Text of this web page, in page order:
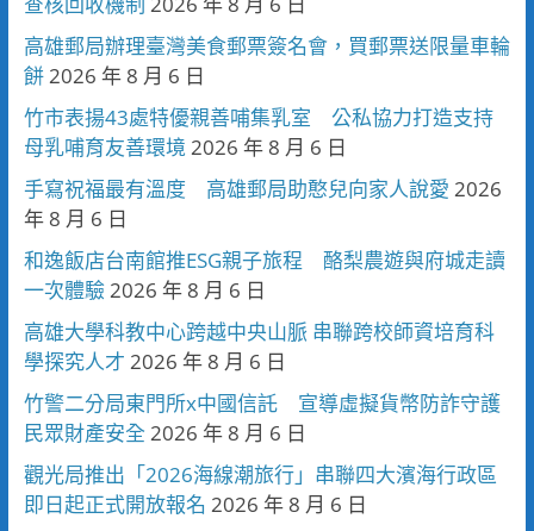
高雄郵局辦理臺灣美食郵票簽名會，買郵票送限量車輪
餅2026 年 8 月 6 日
竹市表揚43處特優親善哺集乳室 公私協力打造支持
母乳哺育友善環境2026 年 8 月 6 日
手寫祝福最有溫度 高雄郵局助憨兒向家人說愛 2026
年 8 月 6 日
和逸飯店台南館推ESG親子旅程 酪梨農遊與府城走讀
一次體驗2026 年 8 月 6 日
高雄大學科教中心跨越中央山脈 串聯跨校師資培育科
學探究人才 2026 年 8 月 6 日
竹警二分局東門所x中國信託 宣導虛擬貨幣防詐守護
民眾財產安全 2026 年 8 月 6 日
觀光局推出「2026海線潮旅行」串聯四大濱海行政區
即日起正式開放報名 2026 年 8 月 6 日